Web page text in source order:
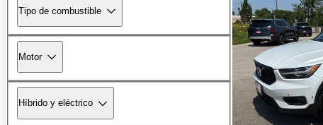
Tipo de combustible
Motor
Híbrido y eléctrico